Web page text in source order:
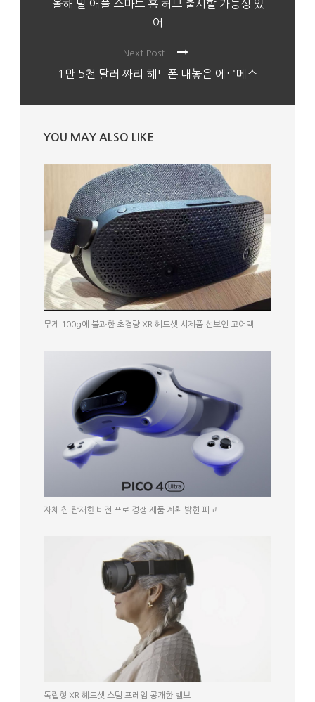
올해 말 애플 스마트 홈 허브 출시할 가능성 있
어
Next Post
1만 5천 달러 짜리 헤드폰 내놓은 에르메스
YOU MAY ALSO LIKE
무게 100g에 불과한 초경량 XR 헤드셋 시제품 선보인 고어텍
자체 칩 탑재한 비전 프로 경쟁 제품 계획 밝힌 피코
독립형 XR 헤드셋 스팀 프레임 공개한 밸브